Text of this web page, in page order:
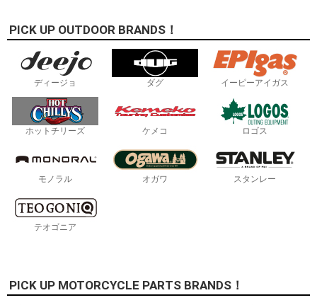
PICK UP OUTDOOR BRANDS！
ディージョ ダグ イーピーアイガス
ホットチリーズ ケメコ ロゴス
モノラル オガワ スタンレー
テオゴニア
PICK UP MOTORCYCLE PARTS BRANDS！